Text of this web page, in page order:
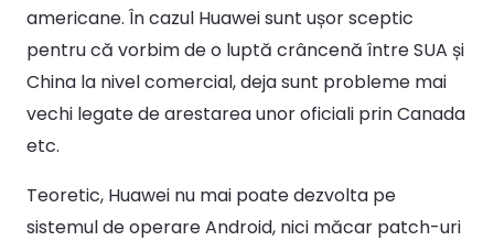
americane. În cazul Huawei sunt ușor sceptic
pentru că vorbim de o luptă crâncenă între SUA și
China la nivel comercial, deja sunt probleme mai
vechi legate de arestarea unor oficiali prin Canada
etc.
Teoretic, Huawei nu mai poate dezvolta pe
sistemul de operare Android, nici măcar patch-uri